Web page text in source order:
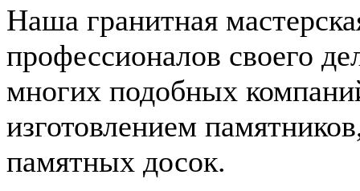
Наша гранитная
профессионалов своего
многих подобных
изготовлением
памятных досок.